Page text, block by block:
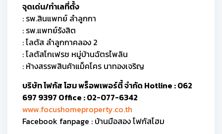
จุดเด่น/ทำเลที่ตั้ง
: รพ.สินแพทย์ ลำลูกกา
: รพ.แพทย์รังสิต
: โลตัส ลำลูกกาคลอง 2
: โลตัสโกเฟรช หมู่บ้านฉัตรไพลิน
: ห้างสรรพสินค้าแม็คโคร นาทองเจริญ
บริษัท โฟกัส โฮม พร็อพเพอร์ตี้ จำกัด Hotline : 062
697 9397 Office : 02-077-6342
www.focushomeproperty.co.th
Facebook fanpage : บ้านมือสอง โฟกัสโฮม